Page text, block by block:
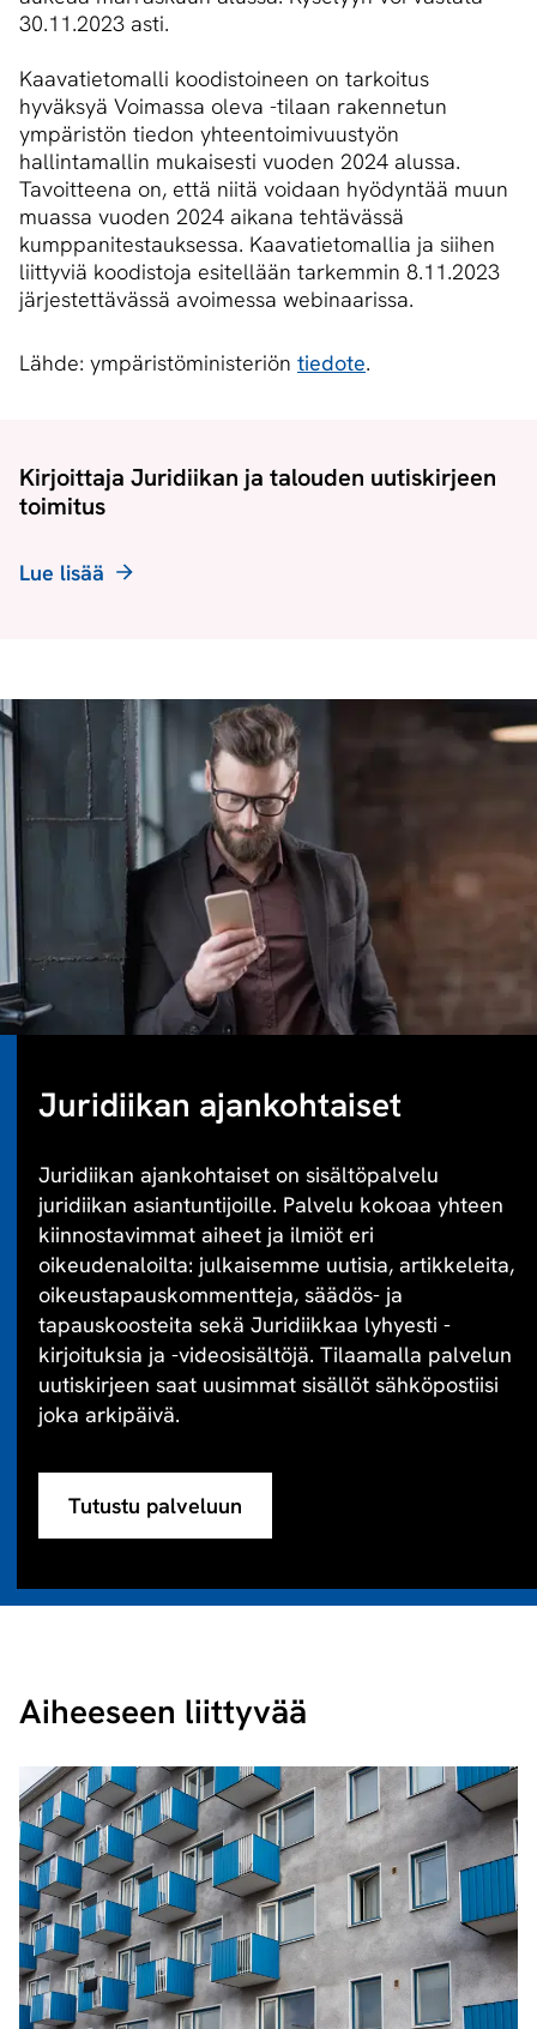
30.11.2023 asti.
Kaavatietomalli koodistoineen on tarkoitus
hyväksyä Voimassa oleva -tilaan rakennetun
ympäristön tiedon yhteentoimivuustyön
hallintamallin mukaisesti vuoden 2024 alussa.
Tavoitteena on, että niitä voidaan hyödyntää muun
muassa vuoden 2024 aikana tehtävässä
kumppanitestauksessa. Kaavatietomallia ja siihen
liittyviä koodistoja esitellään tarkemmin 8.11.2023
järjestettävässä avoimessa webinaarissa.
Lähde: ympäristöministeriön tiedote.
Kirjoittaja Juridiikan ja talouden uutiskirjeen
toimitus
Lue lisää
Juridiikan ajankohtaiset
Juridiikan ajankohtaiset on sisältöpalvelu
juridiikan asiantuntijoille. Palvelu kokoaa yhteen
kiinnostavimmat aiheet ja ilmiöt eri
oikeudenaloilta: julkaisemme uutisia, artikkeleita,
oikeustapauskommentteja, säädös- ja
tapauskoosteita sekä Juridiikkaa lyhyesti -
kirjoituksia ja -videosisältöjä. Tilaamalla palvelun
uutiskirjeen saat uusimmat sisällöt sähköpostiisi
joka arkipäivä.
Tutustu palveluun
Aiheeseen liittyvää